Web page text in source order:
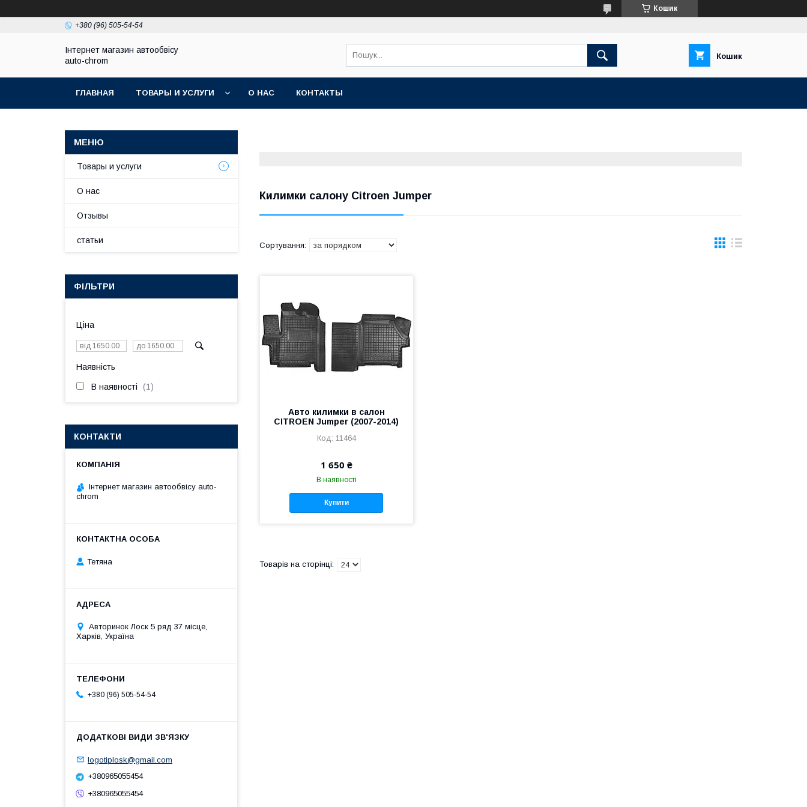
Кошик
+380 (96) 505-54-54
Інтернет магазин автообвісу
auto-chrom
Кошик
ГЛАВНАЯ ТОВАРЫ И УСЛУГИ О НАС КОНТАКТЫ
Килимки салону Citroen Jumper
Авто килимки в салон
CITROЕN Jumper (2007-2014)
11464
1 650 ₴
В наявності
Купити
Товары и услуги
О нас
Отзывы
статьи
ФІЛЬТРИ
Ціна
Наявність
В наявності 1
КОНТАКТИ
Інтернет магазин автообвісу auto-
chrom
Тетяна
Авторинок Лоск 5 ряд 37 місце,
Харків, Україна
+380 (96) 505-54-54
logotiplosk@gmail.com
+380965055454
+380965055454